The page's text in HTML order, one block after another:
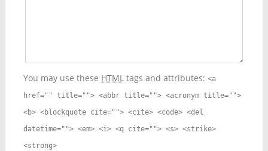
You may use these HTMLtags and attributes: <a
href="" title=""> <abbr title=""> <acronym title="">
<b> <blockquote cite=""> <cite> <code> <del
datetime=""> <em> <i> <q cite=""> <s> <strike>
<strong>